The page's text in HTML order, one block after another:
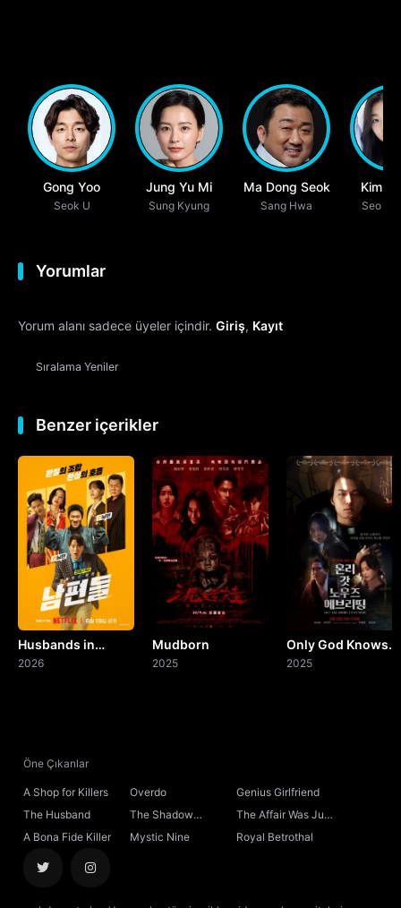
Gong Yoo
Seok U
Jung Yu Mi
Sung Kyung
Ma Dong Seok
Sang Hwa
Kim
Seo
Yorumlar
Yorum alanı sadece üyeler içindir. Giriş, Kayıt
Sıralama Yeniler
Benzer içerikler
Husbands in
Action
2026
Mudborn
2025
Only God Knows
Everything
2025
Öne Çıkanlar
A Shop for Killers Overdo
Genius Girlfriend
The Husband
The Shadow
Sovereign
The Affair Was Just
the Beginning
A Bona Fide Killer Mystic Nine Royal Betrothal